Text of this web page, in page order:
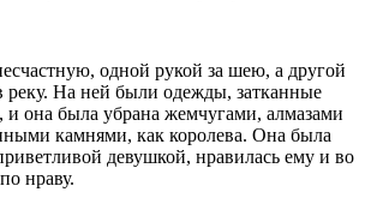
одной рукой за шею, а другой
реку. На ней были одежды, затканные
и она была убрана жемчугами, алмазами
камнями, как королева. Она была
девушкой, нравилась ему и во
нраву.